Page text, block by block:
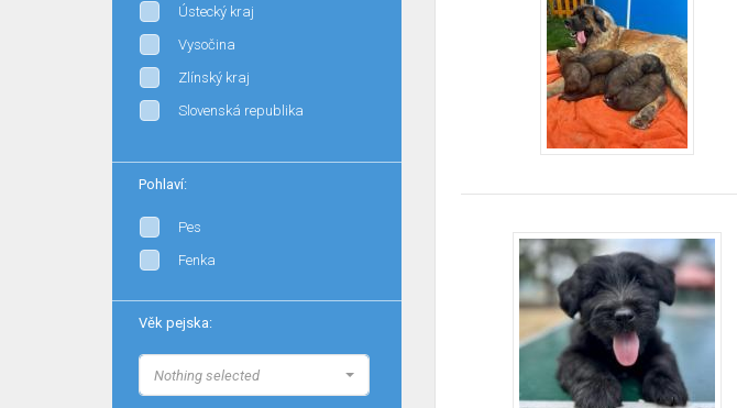
Ústecký kraj
Vysočina
Zlínský kraj
Slovenská republika
Pohlaví:
Pes
Fenka
Věk pejska:
Nothing selected